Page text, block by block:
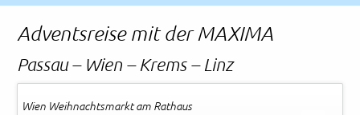
Adventsreise mit der MAXIMA
Passau – Wien – Krems – Linz
Wien Weihnachtsmarkt am Rathaus
Rechtliches und AGB
Reiseversicherung